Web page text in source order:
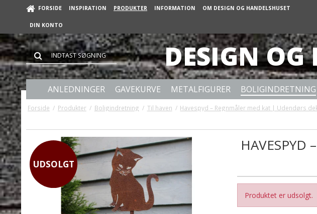
FORSIDE INSPIRATION PRODUKTER INFORMATION OM DESIGN OG HANDELSHUSET
DIN KONTO
DESIGN OG
ANLEDNINGER GAVEKURVE METALFIGURER BOLIGINDRETNING
Forside / Produkter / Boligindretning / Til haven / Havespyd – Regnmåler med kat | Udendørs
UDSOLGT
HAVESPYD
Produktet er udsolgt.